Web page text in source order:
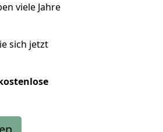
viele Jahre
sich jetzt